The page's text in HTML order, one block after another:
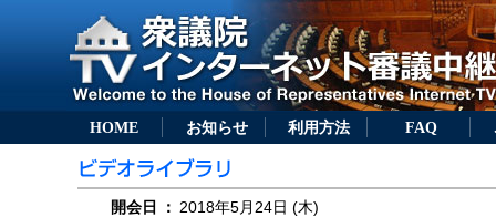
HOME お知らせ 利用方法 FAQ
開会日 ： 2018年5月24日 (木)